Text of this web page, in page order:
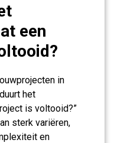
een
in
het
is voltooid?”
sterk variëren,
en